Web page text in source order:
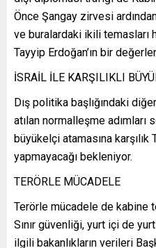
Önce Şangay zirvesi
ve buralardaki ikili temasları
Tayyip Erdoğan’ın bir
İSRAİL İLE KARŞILIKLI
Dış politika başlığındaki
atılan normalleşme adımları
büyükelçi atamasına karşılık
yapmayacağı bekleniyor.
TERÖRLE MÜCADELE
Terörle mücadele de kabine
Sınır güvenliği, yurt içi de
ilgili bakanlıkların verileri